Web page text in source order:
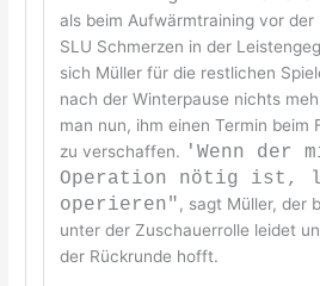
als beim Aufwärmtraining vor
SLU Schmerzen in der
sich Müller für die restlichen
nach der Winterpause nichts
man nun, ihm einen Termin beim
zu verschaffen. 'Wenn der
Operation nötig ist,
operieren" , sagt Müller, der
unter der Zuschauerrolle leidet
der Rückrunde hofft.